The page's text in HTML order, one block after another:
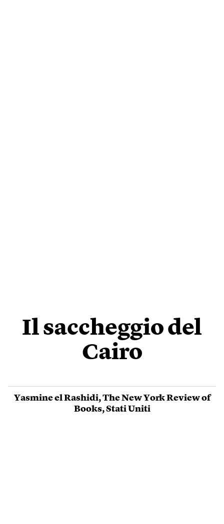
Il saccheggio del
Cairo
Yasmine el Rashidi,The New York Review of
Books,Stati Uniti